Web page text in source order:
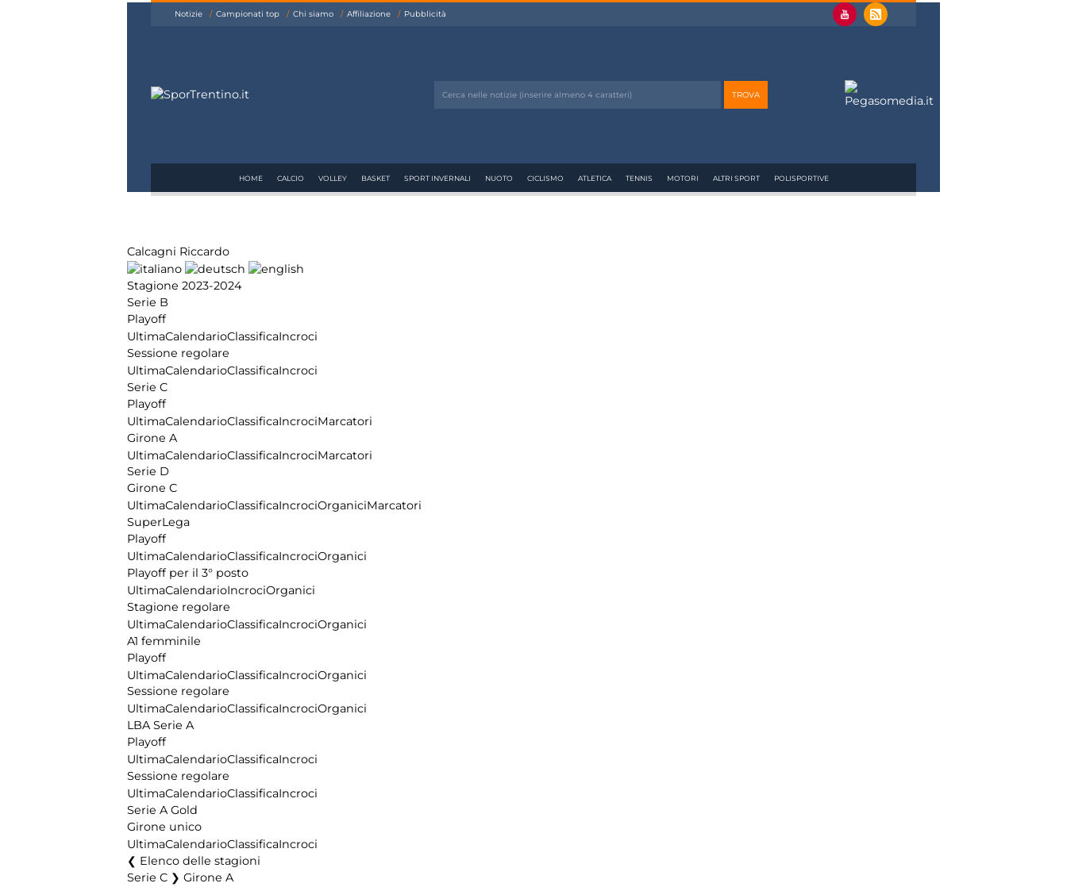
Notizie Campionati top Chi siamo Affiliazione Pubblicità
HOME CALCIO VOLLEY BASKET SPORT INVERNALI NUOTO CICLISMO ATLETICA TENNIS MOTORI ALTRI SPORT POLISPORTIVE
Calcagni Riccardo
Stagione 2023-2024
Serie B
Playoff
UltimaCalendarioClassificaIncroci
Sessione regolare
UltimaCalendarioClassificaIncroci
Serie C
Playoff
UltimaCalendarioClassificaIncrociMarcatori
Girone A
UltimaCalendarioClassificaIncrociMarcatori
Serie D
Girone C
UltimaCalendarioClassificaIncrociOrganiciMarcatori
SuperLega
Playoff
UltimaCalendarioClassificaIncrociOrganici
Playoff per il 3° posto
UltimaCalendarioIncrociOrganici
Stagione regolare
UltimaCalendarioClassificaIncrociOrganici
A1 femminile
Playoff
UltimaCalendarioClassificaIncrociOrganici
Sessione regolare
UltimaCalendarioClassificaIncrociOrganici
LBA Serie A
Playoff
UltimaCalendarioClassificaIncroci
Sessione regolare
UltimaCalendarioClassificaIncroci
Serie A Gold
Girone unico
UltimaCalendarioClassificaIncroci
Elenco delle stagioni
Serie C ❯ Girone A